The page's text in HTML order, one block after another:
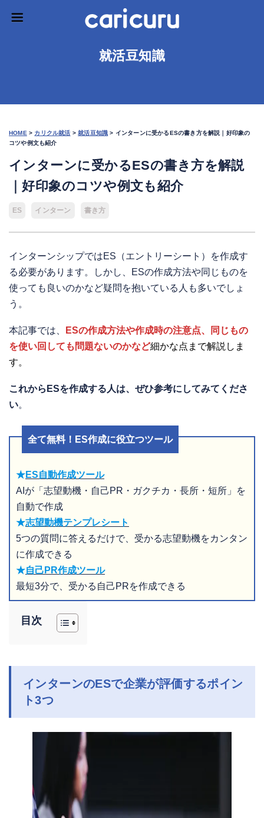
就活豆知識
HOME > カリクル就活 >就活豆知識 > インターンに受かるESの書き方を解説｜好印象の
コツや例文も紹介
インターンに受かるESの書き方を解説
｜好印象のコツや例文も紹介
ES インターン 書き方
インターンシップではES（エントリーシート）を作成す
る必要があります。しかし、ESの作成方法や同じものを
使っても良いのかなど疑問を抱いている人も多いでしょ
う。
本記事では、
ESの作成方法や作成時の注意点、同じもの
を使い回しても問題ないのかなど細かな点まで解説しま
す。
これからESを作成する人は、ぜひ参考にしてみてくださ
い。
全て無料！ES作成に役立つツール
★ES自動作成ツール
AIが「志望動機・自己PR・ガクチカ・長所・短所」を
自動で作成
★志望動機テンプレシート
5つの質問に答えるだけで、受かる志望動機をカンタン
に作成できる
★自己PR作成ツール
最短3分で、受かる自己PRを作成できる
目次
インターンのESで企業が評価するポイン
ト3つ